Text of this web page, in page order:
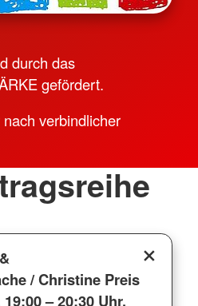
durch das
gefördert.
verbindlicher
/ Christine Preis
– 20:30 Uhr,